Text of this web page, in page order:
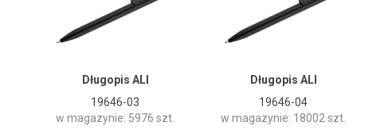
Długopis ALI
19646-03
w magazynie: 5976 szt.
Długopis ALI
19646-04
w magazynie: 18002 szt.